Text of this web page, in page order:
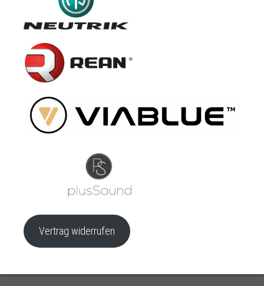
Vertrag widerrufen